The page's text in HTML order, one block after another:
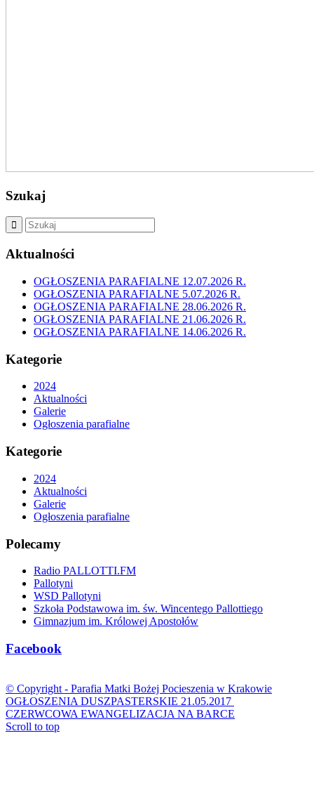
Szukaj
Aktualności
OGŁOSZENIA PARAFIALNE 12.07.2026 R.
OGŁOSZENIA PARAFIALNE 5.07.2026 R.
OGŁOSZENIA PARAFIALNE 28.06.2026 R.
OGŁOSZENIA PARAFIALNE 21.06.2026 R.
OGŁOSZENIA PARAFIALNE 14.06.2026 R.
Kategorie
2024
Aktualności
Galerie
Ogłoszenia parafialne
Kategorie
2024
Aktualności
Galerie
Ogłoszenia parafialne
Polecamy
Radio PALLOTTI.FM
Pallotyni
WSD Pallotyni
Szkoła Podstawowa im. św. Wincentego Pallottiego
Gimnazjum im. Królowej Apostołów
Facebook
© Copyright - Parafia Matki Bożej Pocieszenia w Krakowie
OGŁOSZENIA DUSZPASTERSKIE 21.05.2017
CZERWCOWA EWANGELIZACJA NA BARCE
Scroll to top